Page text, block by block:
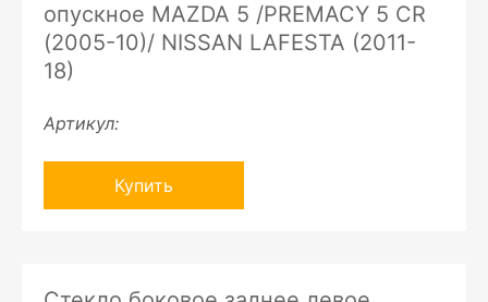
опускное MAZDA 5 /PREMACY 5 CR
(2005-10)/ NISSAN LAFESTA (2011-
18)
Артикул:
Купить